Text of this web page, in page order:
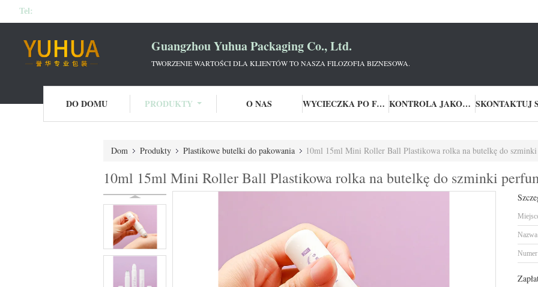
Tel:
Guangzhou Yuhua Packaging Co., Ltd.
TWORZENIE WARTOŚCI DLA KLIENTÓW TO NASZA FILOZOFIA BIZNESOWA.
DO DOMU PRODUKTY O NAS WYCIECZKA PO FABRYCE KONTROLA JAKOŚCI
Dom Produkty Plastikowe butelki do pakowania 10ml 15ml Mini Roller Ball Plastikowa rolka na butelkę do
10ml 15ml Mini Roller Ball Plastikowa rolka na butelkę do szminki